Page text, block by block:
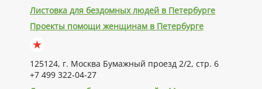
Листовка для бездомных людей в Петербурге
Проекты помощи женщинам в Петербурге
125124, г. Москва Бумажный проезд 2/2, стр. 6
+7 499 322-04-27